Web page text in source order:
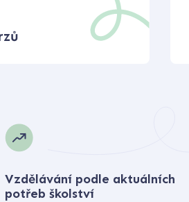
Vzdělávání podle aktuálních
potřeb školství